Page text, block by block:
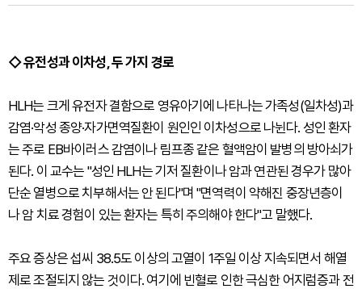
◇ 유전성과 이차성, 두 가지 경로
HLH는 크게 유전자 결함으로 영유아기에 나타나는 가족성(일차성)과
감염·악성 종양·자가면역질환이 원인인 이차성으로 나뉜다. 성인 환자
는 주로 EB바이러스 감염이나 림프종 같은 혈액암이 발병의 방아쇠가
된다. 이 교수는 "성인 HLH는 기저 질환이나 암과 연관된 경우가 많아
단순 열병으로 치부해서는 안 된다"며 "면역력이 약해진 중장년층이
나 암 치료 경험이 있는 환자는 특히 주의해야 한다"고 말했다.
주요 증상은 섭씨 38.5도 이상의 고열이 1주일 이상 지속되면서 해열
제로 조절되지 않는 것이다. 여기에 빈혈로 인한 극심한 어지럼증과 전